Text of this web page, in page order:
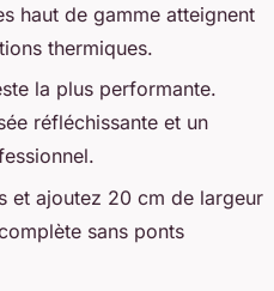
haut de gamme atteignent
thermiques.
la plus performante.
réfléchissante et un
et ajoutez 20 cm de largeur
sans ponts